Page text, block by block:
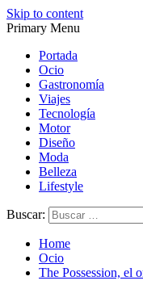
Skip to content
diseño…
diseño…
Primary Menu
Portada
Ocio
Gastronomía
Viajes
Tecnología
Motor
Diseño
Moda
Belleza
Lifestyle
Buscar:
Home
Ocio
The Possession, el